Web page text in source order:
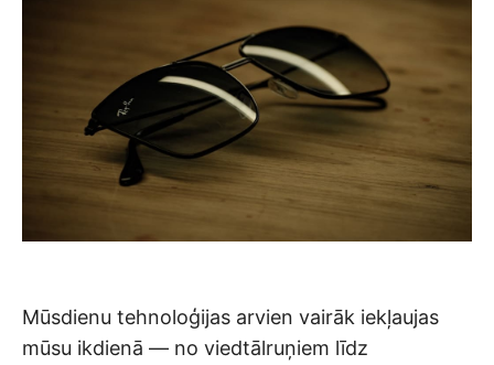
Mūsdienu tehnoloģijas arvien vairāk iekļaujas
mūsu ikdienā — no viedtālruņiem līdz